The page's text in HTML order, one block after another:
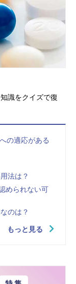
識をクイズで復
の適応がある
法は？
められない可
のは？
もっと見る